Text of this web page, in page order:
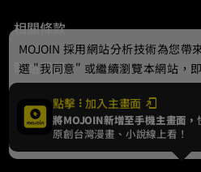
相關條款
聯絡我們
© 2024 gamania Digital
點擊 加入主畫面
將MOJOIN新增至手機主畫面，
原創台灣漫畫、小說線上看！
MOJOIN 採用網站分析技術為您帶
選 "我同意" 或繼續瀏覽本網站，
Cookie，欲瞭解更多資訊請見隱私
我同意